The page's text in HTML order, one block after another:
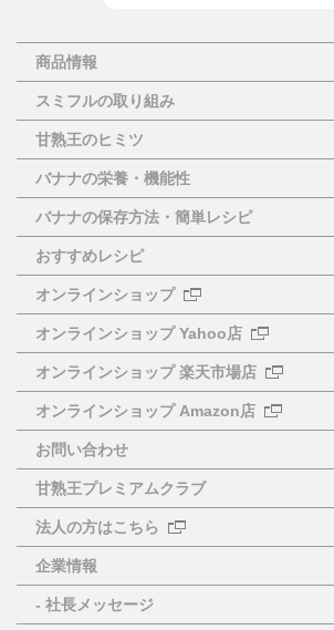
商品情報
スミフルの取り組み
甘熟王のヒミツ
バナナの栄養・機能性
バナナの保存方法・簡単レシピ
おすすめレシピ
オンラインショップ
オンラインショップ Yahoo店
オンラインショップ 楽天市場店
オンラインショップ Amazon店
お問い合わせ
甘熟王プレミアムクラブ
法人の方はこちら
企業情報
- 社長メッセージ